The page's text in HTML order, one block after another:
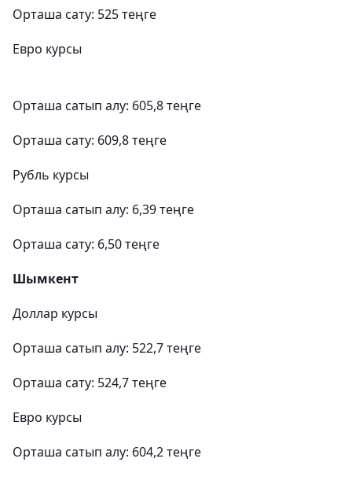
Орташа сату: 525 теңге
Евро курсы
Орташа сатып алу: 605,8 теңге
Орташа сату: 609,8 теңге
Рубль курсы
Орташа сатып алу: 6,39 теңге
Орташа сату: 6,50 теңге
Шымкент
Доллар курсы
Орташа сатып алу: 522,7 теңге
Орташа сату: 524,7 теңге
Евро курсы
Орташа сатып алу: 604,2 теңге